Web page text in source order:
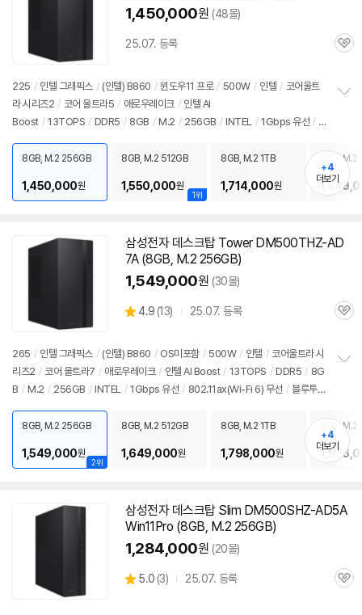
1,450,000원 (48몰)
25.07. 등록
관
225 / 인텔 그래픽스 / (인텔) B860 / 윈도우11 프로 / 500W / 인텔 / 코어울트
라 시리즈2 / 코어 울트라5 / 애로우레이크 / 인텔 AI
Boost / 13TOPS / DDR5 / 8GB / M.2 / 256GB / INTEL / 1Gbps 유선 / 8
C타입 5Gbps / 파워서플라이 / 미들타워 / 6.66kg 용도: 사무/인강용
구성변
치
기
8GB, M.2 256GB
1,450,000원
1위
8GB, M.2 512GB
1,550,000원
8GB, M.2 1TB
1,714,000원
8GB, M.2
+4
더보기
삼성전자 데스크탑 Tower DM500THZ-AD
7A (8GB, M.2 256GB)
1,549,000원 (30몰)
별
4.9 (상
13) 25.07. 등록
관
265 / 인텔 그래픽스 / (인텔) B860 / OS미포함 / 500W / 인텔 / 코어울트라 시
리즈2 / 코어 울트라7 / 애로우레이크 / 인텔 AI Boost / 13TOPS / DDR5 / 8G
B / M.2 / 256GB / INTEL / 1Gbps 유선 / 802.11ax(Wi-Fi 6) 무선 / 블루투
/ 미들타워 / 6.66kg 용도: 사무/인강용 / 소비자 가격: 3,499,000원
치
기
2위
8GB, M.2 256GB
1,549,000원
8GB, M.2 512GB
1,649,000원
8GB, M.2 1TB
1,798,000원
8GB, M.2
+4
더보기
삼성전자 데스크탑 Slim DM500SHZ-AD5A
Win11Pro (8GB, M.2 256GB)
1,284,000원 (20몰)
별
5.0 (상
3) 25.07. 등록
관